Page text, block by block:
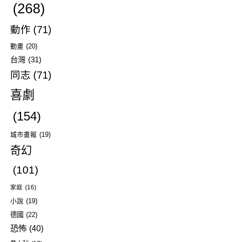
(268)
動作 (71)
動畫 (20)
台灣 (31)
同志 (71)
喜劇
(154)
城市畫報 (19)
奇幻
(101)
家庭 (16)
小說 (19)
德國 (22)
恐怖 (40)